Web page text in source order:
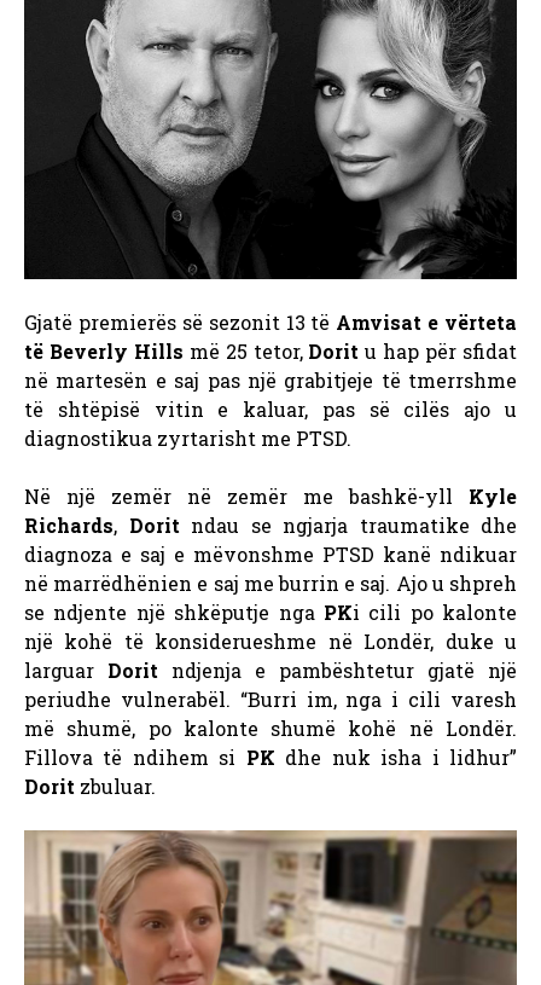
Gjatë premierës së sezonit 13 të Amvisat e vërteta
të Beverly Hills më 25 tetor, Dorit u hap për sfidat
në martesën e saj pas një grabitjeje të tmerrshme
të shtëpisë vitin e kaluar, pas së cilës ajo u
diagnostikua zyrtarisht me PTSD.
Në një zemër në zemër me bashkë-yll Kyle
Richards, Dorit ndau se ngjarja traumatike dhe
diagnoza e saj e mëvonshme PTSD kanë ndikuar
në marrëdhënien e saj me burrin e saj. Ajo u shpreh
se ndjente një shkëputje nga PKi cili po kalonte
një kohë të konsiderueshme në Londër, duke u
larguar Dorit ndjenja e pambështetur gjatë një
periudhe vulnerabël. “Burri im, nga i cili varesh
më shumë, po kalonte shumë kohë në Londër.
Fillova të ndihem si PK dhe nuk isha i lidhur”
Dorit zbuluar.